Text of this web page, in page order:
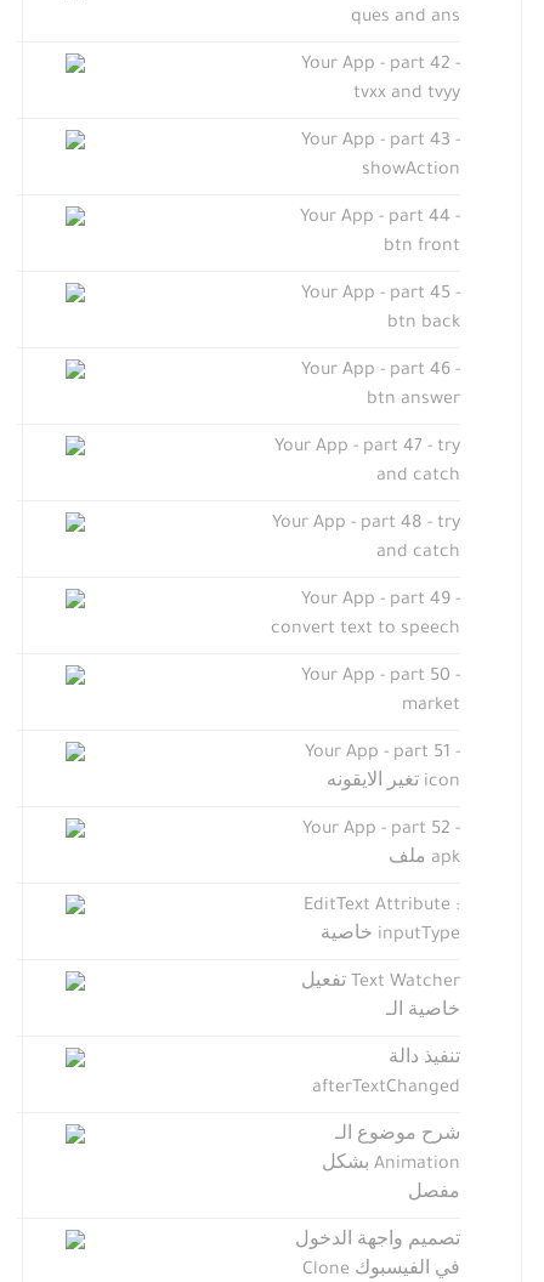
ques and ans
Your App - part 42 -
tvxx and tvyy
Your App - part 43 -
showAction
Your App - part 44 -
btn front
Your App - part 45 -
btn back
Your App - part 46 -
btn answer
Your App - part 47 - try
and catch
Your App - part 48 - try
and catch
Your App - part 49 -
convert text to speech
Your App - part 50 -
market
Your App - part 51 -
icon تغير الايقونه
Your App - part 52 -
apk ملف
EditText Attribute :
inputType خاصية
Text Watcher تفعيل
خاصية الـ
تنفيذ دالة
afterTextChanged
شرح موضوع الـ
Animation بشكل
مفصل
تصميم واجهة الدخول
في الفيسبوك Clone